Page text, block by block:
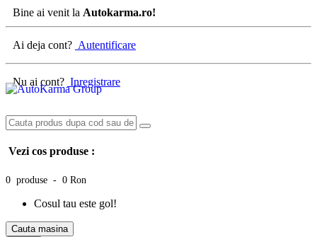
Bine ai venit la Autokarma.ro!
Ai deja cont? Autentificare
Nu ai cont? Inregistrare
Vezi cos produse :
0 produse - 0 Ron
Cosul tau este gol!
Cauta masina